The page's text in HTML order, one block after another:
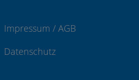
Impressum / AGB
Datenschutz